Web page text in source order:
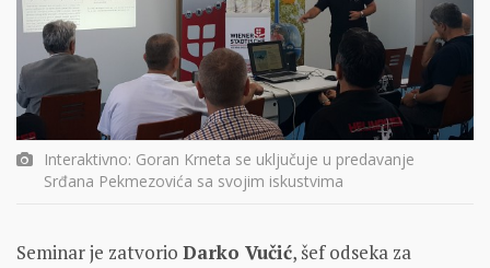
Interaktivno: Goran Krneta se uključuje u predavanje
Srđana Pekmezovića sa svojim iskustvima
Seminar je zatvorio Darko Vučić, šef odseka za